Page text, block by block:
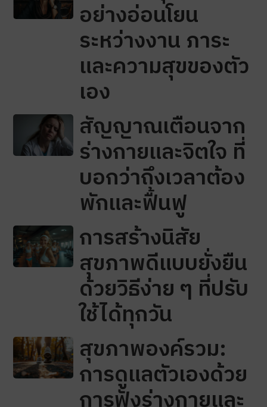
อย่างอ่อนโยน
ระหว่างงาน ภาระ
และความสุขของตัว
เอง
สัญญาณเตือนจาก
ร่างกายและจิตใจ ที่
บอกว่าถึงเวลาต้อง
พักและฟื้นฟู
การสร้างนิสัย
สุขภาพดีแบบยั่งยืน
ด้วยวิธีง่าย ๆ ที่ปรับ
ใช้ได้ทุกวัน
สุขภาพองค์รวม:
การดูแลตัวเองด้วย